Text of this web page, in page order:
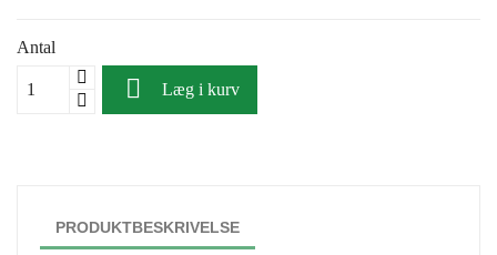
Antal
 Læg i kurv
PRODUKTBESKRIVELSE